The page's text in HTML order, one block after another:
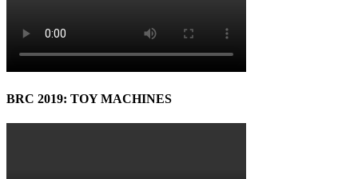
BRC 2019: TOY MACHINES